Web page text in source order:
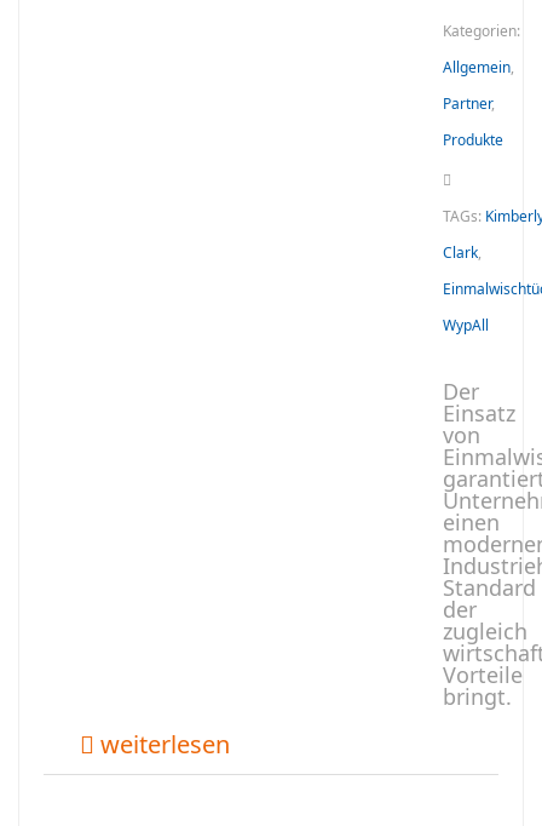
Kategorien:
Allgemein,
Partner,
Produkte
TAGs:
Clark,
WypAll
Der
Einsatz
von
einen
Standard
der
zugleich
Vorteile
bringt.
weiterlesen